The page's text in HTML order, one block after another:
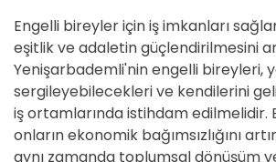
Engelli bireyler için iş imkanları
eşitlik ve adaletin güçlendirilmesini
Yenişarbademli'nin engelli bireyleri,
sergileyebilecekleri ve kendilerini
iş ortamlarında istihdam edilmelidir.
onların ekonomik bağımsızlığını
aynı zamanda toplumsal dönüşüm